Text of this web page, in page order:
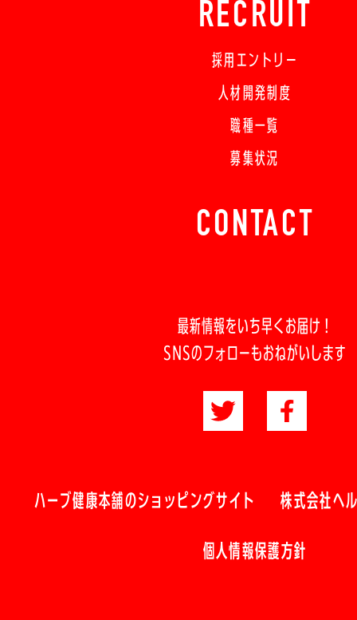
RECRUIT
採用エントリー
人材開発制度
職種一覧
募集状況
CONTACT
最新情報をいち早くお届け！
SNSのフォローもおねがいします
ハーブ健康本舗のショッピングサイト 株式会社ヘ
個人情報保護方針